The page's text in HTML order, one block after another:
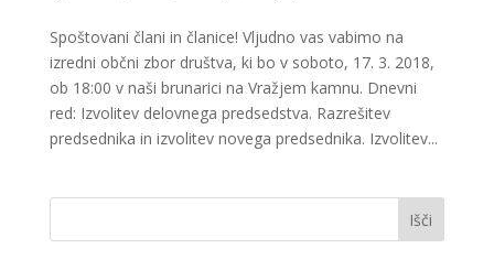
Spoštovani člani in članice! Vljudno vas vabimo na
izredni občni zbor društva, ki bo v soboto, 17. 3. 2018,
ob 18:00 v naši brunarici na Vražjem kamnu. Dnevni
red: Izvolitev delovnega predsedstva. Razrešitev
predsednika in izvolitev novega predsednika. Izvolitev...